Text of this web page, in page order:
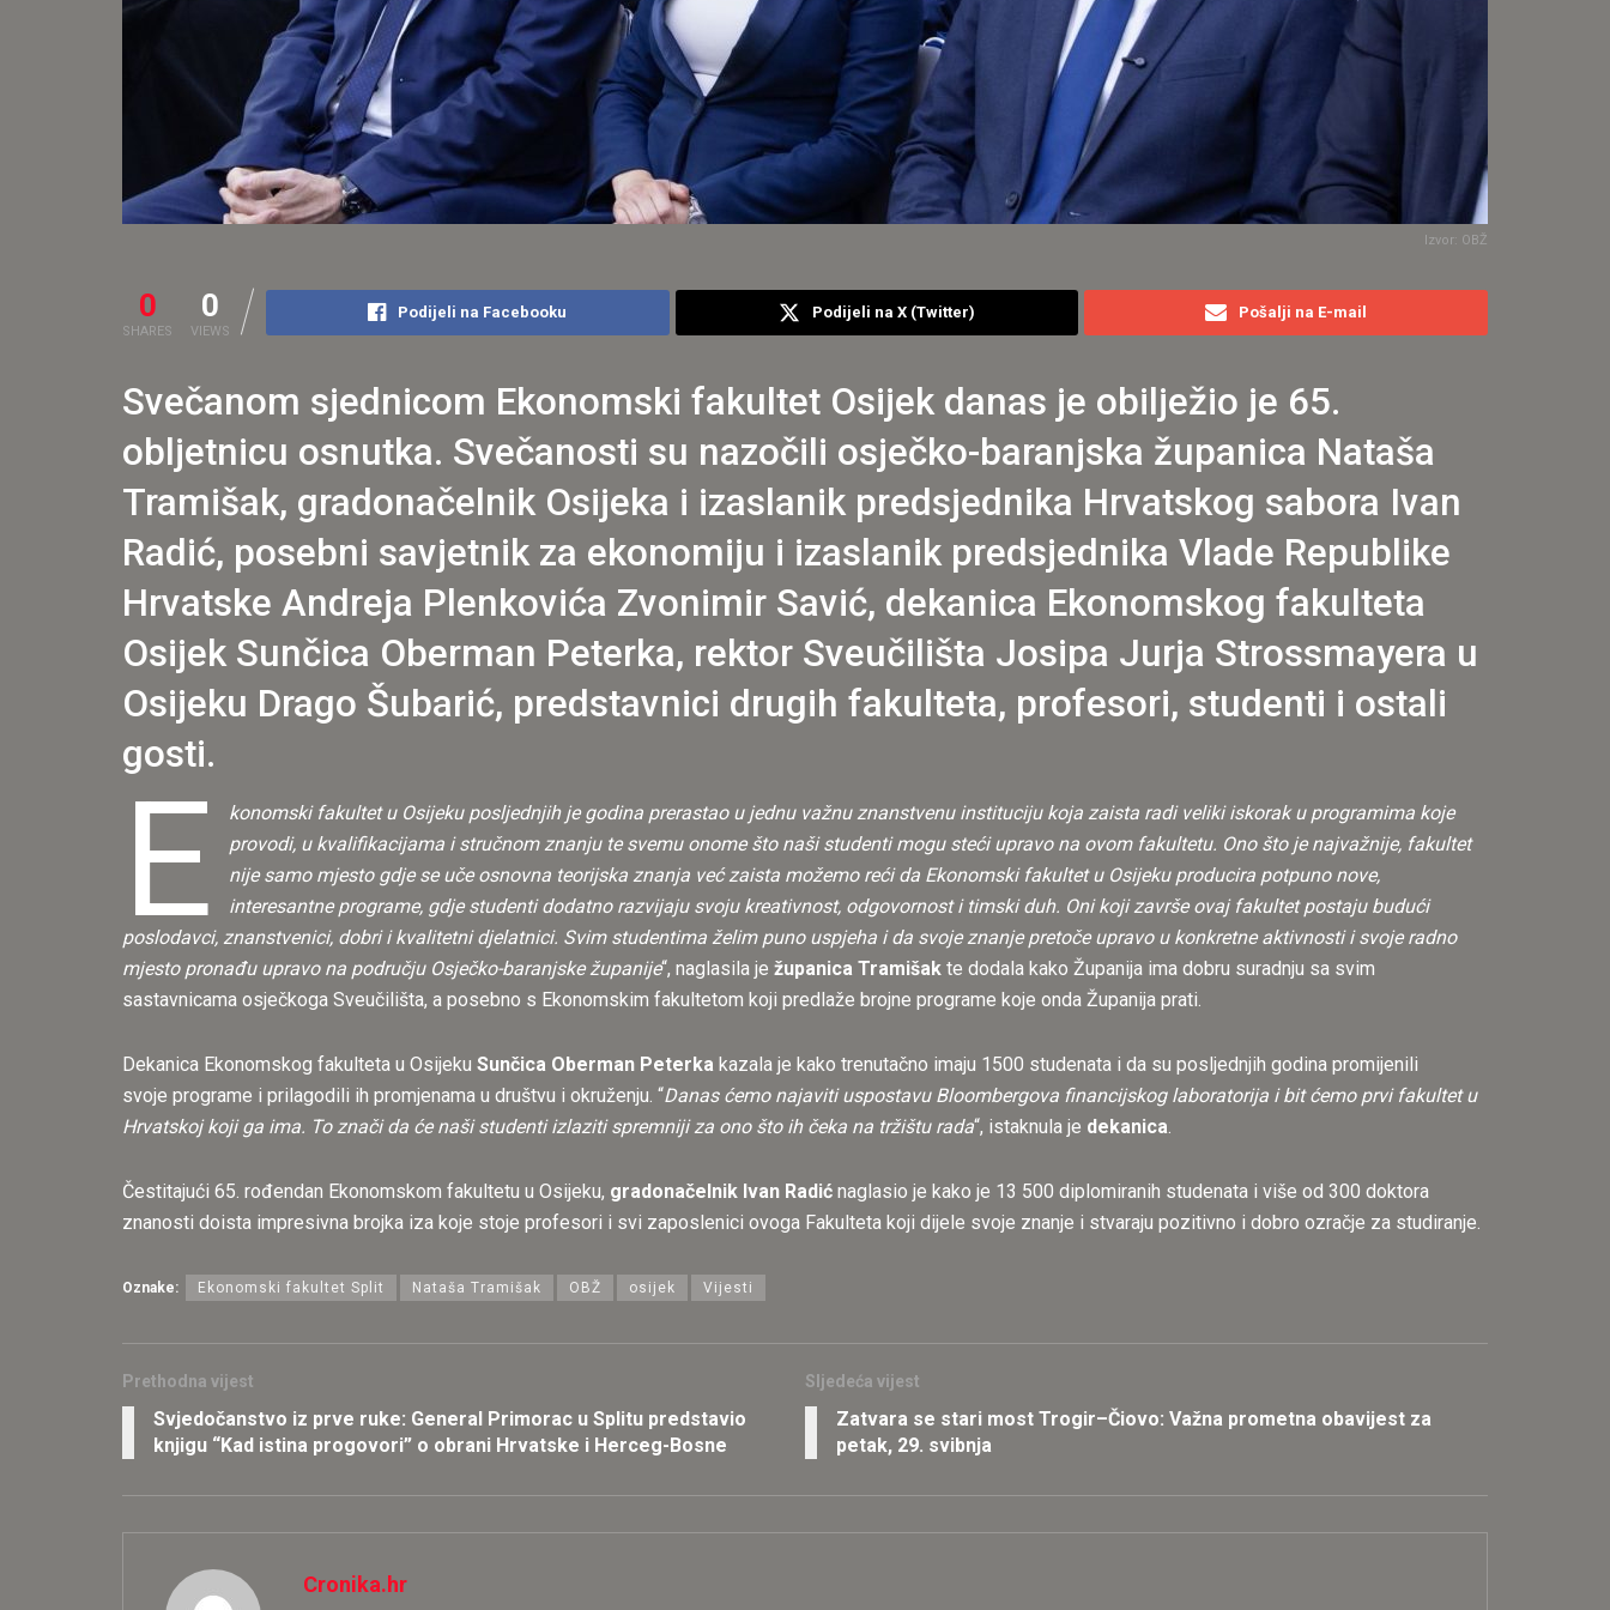
Izvor: OBŽ
0
SHARES
0
VIEWS
Podijeli na Facebooku Podijeli na X (Twitter) Pošalji na E-mail
Svečanom sjednicom Ekonomski fakultet Osijek danas je obilježio je 65.
obljetnicu osnutka. Svečanosti su nazočili osječko-baranjska županica Nataša
Tramišak, gradonačelnik Osijeka i izaslanik predsjednika Hrvatskog sabora Ivan
Radić, posebni savjetnik za ekonomiju i izaslanik predsjednika Vlade Republike
Hrvatske Andreja Plenkovića Zvonimir Savić, dekanica Ekonomskog fakulteta
Osijek Sunčica Oberman Peterka, rektor Sveučilišta Josipa Jurja Strossmayera u
Osijeku Drago Šubarić, predstavnici drugih fakulteta, profesori, studenti i ostali
gosti.
E
konomski fakultet u Osijeku posljednjih je godina prerastao u jednu važnu znanstvenu instituciju koja zaista radi veliki iskorak u programima koje
provodi, u kvalifikacijama i stručnom znanju te svemu onome što naši studenti mogu steći upravo na ovom fakultetu. Ono što je najvažnije, fakultet
nije samo mjesto gdje se uče osnovna teorijska znanja već zaista možemo reći da Ekonomski fakultet u Osijeku producira potpuno nove,
interesantne programe, gdje studenti dodatno razvijaju svoju kreativnost, odgovornost i timski duh. Oni koji završe ovaj fakultet postaju budući
poslodavci, znanstvenici, dobri i kvalitetni djelatnici. Svim studentima želim puno uspjeha i da svoje znanje pretoče upravo u konkretne aktivnosti i svoje radno
mjesto pronađu upravo na području Osječko-baranjske županije“, naglasila je županica Tramišak te dodala kako Županija ima dobru suradnju sa svim
sastavnicama osječkoga Sveučilišta, a posebno s Ekonomskim fakultetom koji predlaže brojne programe koje onda Županija prati.
Dekanica Ekonomskog fakulteta u Osijeku Sunčica Oberman Peterka kazala je kako trenutačno imaju 1500 studenata i da su posljednjih godina promijenili
svoje programe i prilagodili ih promjenama u društvu i okruženju. “Danas ćemo najaviti uspostavu Bloombergova financijskog laboratorija i bit ćemo prvi fakultet u
Hrvatskoj koji ga ima. To znači da će naši studenti izlaziti spremniji za ono što ih čeka na tržištu rada“, istaknula je dekanica.
Čestitajući 65. rođendan Ekonomskom fakultetu u Osijeku, gradonačelnik Ivan Radić naglasio je kako je 13 500 diplomiranih studenata i više od 300 doktora
znanosti doista impresivna brojka iza koje stoje profesori i svi zaposlenici ovoga Fakulteta koji dijele svoje znanje i stvaraju pozitivno i dobro ozračje za studiranje.
Oznake: Ekonomski fakultet Split Nataša Tramišak OBŽ osijek Vijesti
Prethodna vijest
Svjedočanstvo iz prve ruke: General Primorac u Splitu predstavio
knjigu “Kad istina progovori” o obrani Hrvatske i Herceg-Bosne
Sljedeća vijest
Zatvara se stari most Trogir–Čiovo: Važna prometna obavijest za
petak, 29. svibnja
Cronika.hr